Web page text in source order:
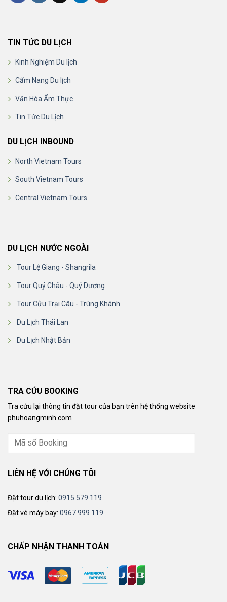
TIN TỨC DU LỊCH
Kinh Nghiệm Du lịch
Cẩm Nang Du lịch
Văn Hóa Ẩm Thực
Tin Tức Du Lịch
DU LỊCH INBOUND
North Vietnam Tours
South Vietnam Tours
Central Vietnam Tours
DU LỊCH NƯỚC NGOÀI
Tour Lệ Giang - Shangrila
Tour Quý Châu - Quý Dương
Tour Cửu Trại Câu - Trùng Khánh
Du Lịch Thái Lan
Du Lịch Nhật Bản
TRA CỨU BOOKING
Tra cứu lại thông tin đặt tour của bạn trên hệ thống website
phuhoangminh.com
LIÊN HỆ VỚI CHÚNG TÔI
Đặt tour du lịch: 0915 579 119
Đặt vé máy bay: 0967 999 119
CHẤP NHẬN THANH TOÁN